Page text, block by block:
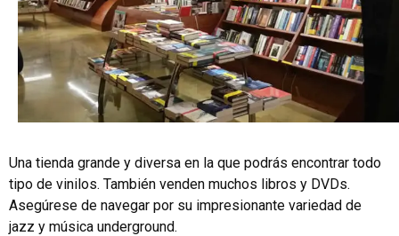
Una tienda grande y diversa en la que podrás encontrar todo
tipo de vinilos. También venden muchos libros y DVDs.
Asegúrese de navegar por su impresionante variedad de
jazz y música underground.